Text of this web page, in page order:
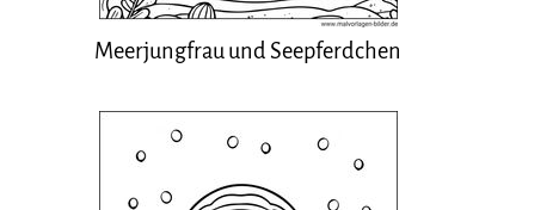
Meerjungfrau und Seepferdchen